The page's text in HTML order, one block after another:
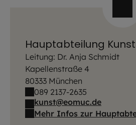
Hauptabteilung Kunst
Leitung: Dr. Anja Schmidt
Kapellenstraße 4
80333 München
089 2137-2635
kunst@eomuc.de
Mehr Infos zur